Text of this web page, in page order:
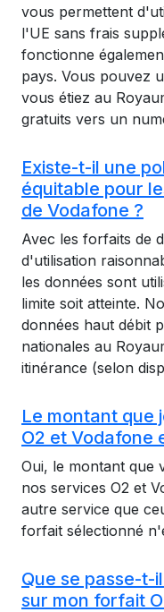
vous permettent
l'UE sans frais
fonctionne
pays. Vous pouvez
vous étiez au
gratuits vers un
Existe-t-il une
équitable pour
de Vodafone ?
Avec les forfaits de
d'utilisation
les données sont
limite soit atteinte.
données haut débit
nationales au
itinérance (selon
Le montant que
O2 et Vodafone
Oui, le montant que
nos services O2 et
autre service que
forfait sélectionné
Que se passe-t-
sur mon forfait